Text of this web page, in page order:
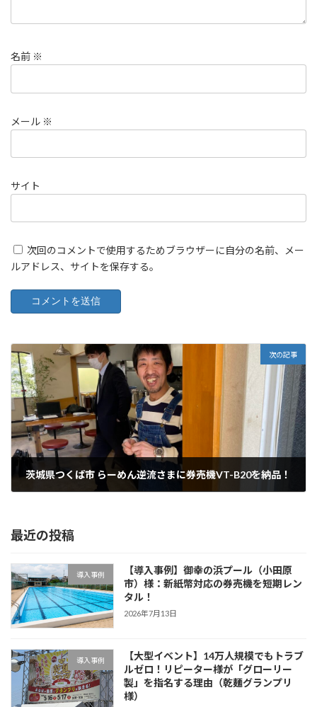
名前 ※
メール ※
サイト
次回のコメントで使用するためブラウザーに自分の名前、メー
ルアドレス、サイトを保存する。
次の記事
茨城県つくば市 らーめん逆流さまに券売機VT-B20を納品！
最近の投稿
導入事例
【導入事例】御幸の浜プール（小田原
市）様：新紙幣対応の券売機を短期レン
タル！
2026年7月13日
導入事例
【大型イベント】14万人規模でもトラブ
ルゼロ！リピーター様が「グローリー
製」を指名する理由（乾麺グランプリ
様）